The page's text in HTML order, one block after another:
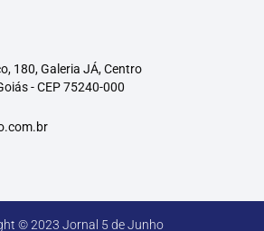
180, Galeria JÁ, Centro
- CEP 75240-000
© 2023 Jornal 5 de Junho